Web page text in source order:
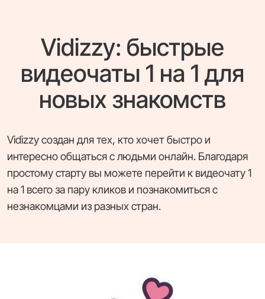
Vidizzy: быстрые
видеочаты 1 на 1 для
новых знакомств
Vidizzy создан для тех, кто хочет быстро и
интересно общаться с людьми онлайн. Благодаря
простому старту вы можете перейти к видеочату 1
на 1 всего за пару кликов и познакомиться с
незнакомцами из разных стран.